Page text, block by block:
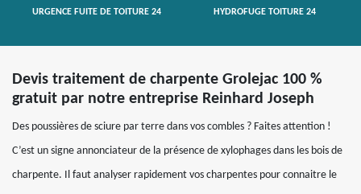
URGENCE FUITE DE TOITURE 24 HYDROFUGE TOITURE 24
Devis traitement de charpente Grolejac 100 %
gratuit par notre entreprise Reinhard Joseph
Des poussières de sciure par terre dans vos combles ? Faites attention !
C’est un signe annonciateur de la présence de xylophages dans les bois de
charpente. Il faut analyser rapidement vos charpentes pour connaitre le